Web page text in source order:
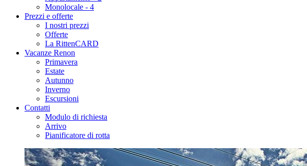
Monolocale - 4
Prezzi e offerte
I nostri prezzi
Offerte
La RittenCARD
Vacanze Renon
Primavera
Estate
Autunno
Inverno
Escursioni
Contatti
Modulo di richiesta
Arrivo
Pianificatore di rotta